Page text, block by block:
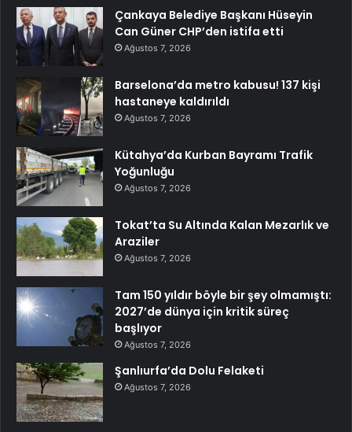
Çankaya Belediye Başkanı Hüseyin
Can Güner CHP’den istifa etti
Ağustos 7, 2026
Barselona’da metro kabusu! 137 kişi
hastaneye kaldırıldı
Ağustos 7, 2026
Kütahya’da Kurban Bayramı Trafik
Yoğunluğu
Ağustos 7, 2026
Tokat’ta Su Altında Kalan Mezarlık ve
Araziler
Ağustos 7, 2026
Tam 150 yıldır böyle bir şey olmamıştı:
2027’de dünya için kritik süreç
başlıyor
Ağustos 7, 2026
Şanlıurfa’da Dolu Felaketi
Ağustos 7, 2026